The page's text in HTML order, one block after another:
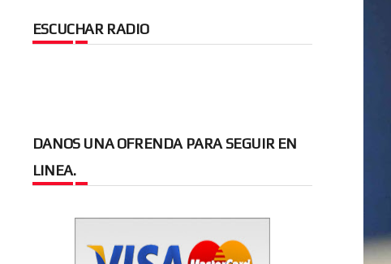
ESCUCHAR RADIO
DANOS UNA OFRENDA PARA SEGUIR EN
LINEA.